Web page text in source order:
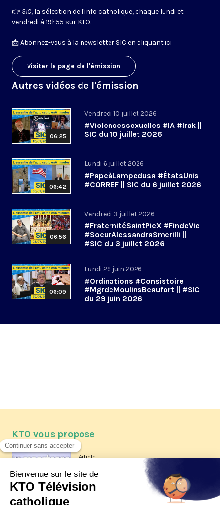
👉 SIC, la sélection de l'info catholique, chaque lundi et
vendredi à 19h55 sur KTO.
📩Abonnez-vous à la newsletter SIC en cliquant ici
Visiter la page de l'émission
Autres vidéos de l'émission
06:25
Vendredi 10 juillet 2026
#Violencessexuelles #IA #Irak ||
SIC du 10 juillet 2026
06:42
Lundi 6 juillet 2026
#PapeàLampedusa #ÉtatsUnis
#CORREF || SIC du 6 juillet 2026
06:56
Vendredi 3 juillet 2026
#FraternitéSaintPieX #FindeVie
#SoeurAlessandraSmerilli ||
#SIC du 3 juillet 2026
06:09
Lundi 29 juin 2026
#Ordinations #Consistoire
#MgrdeMoulinsBeaufort || #SIC
du 29 juin 2026
KTO vous propose
Article
Les reportages d'été 2026 de KTO